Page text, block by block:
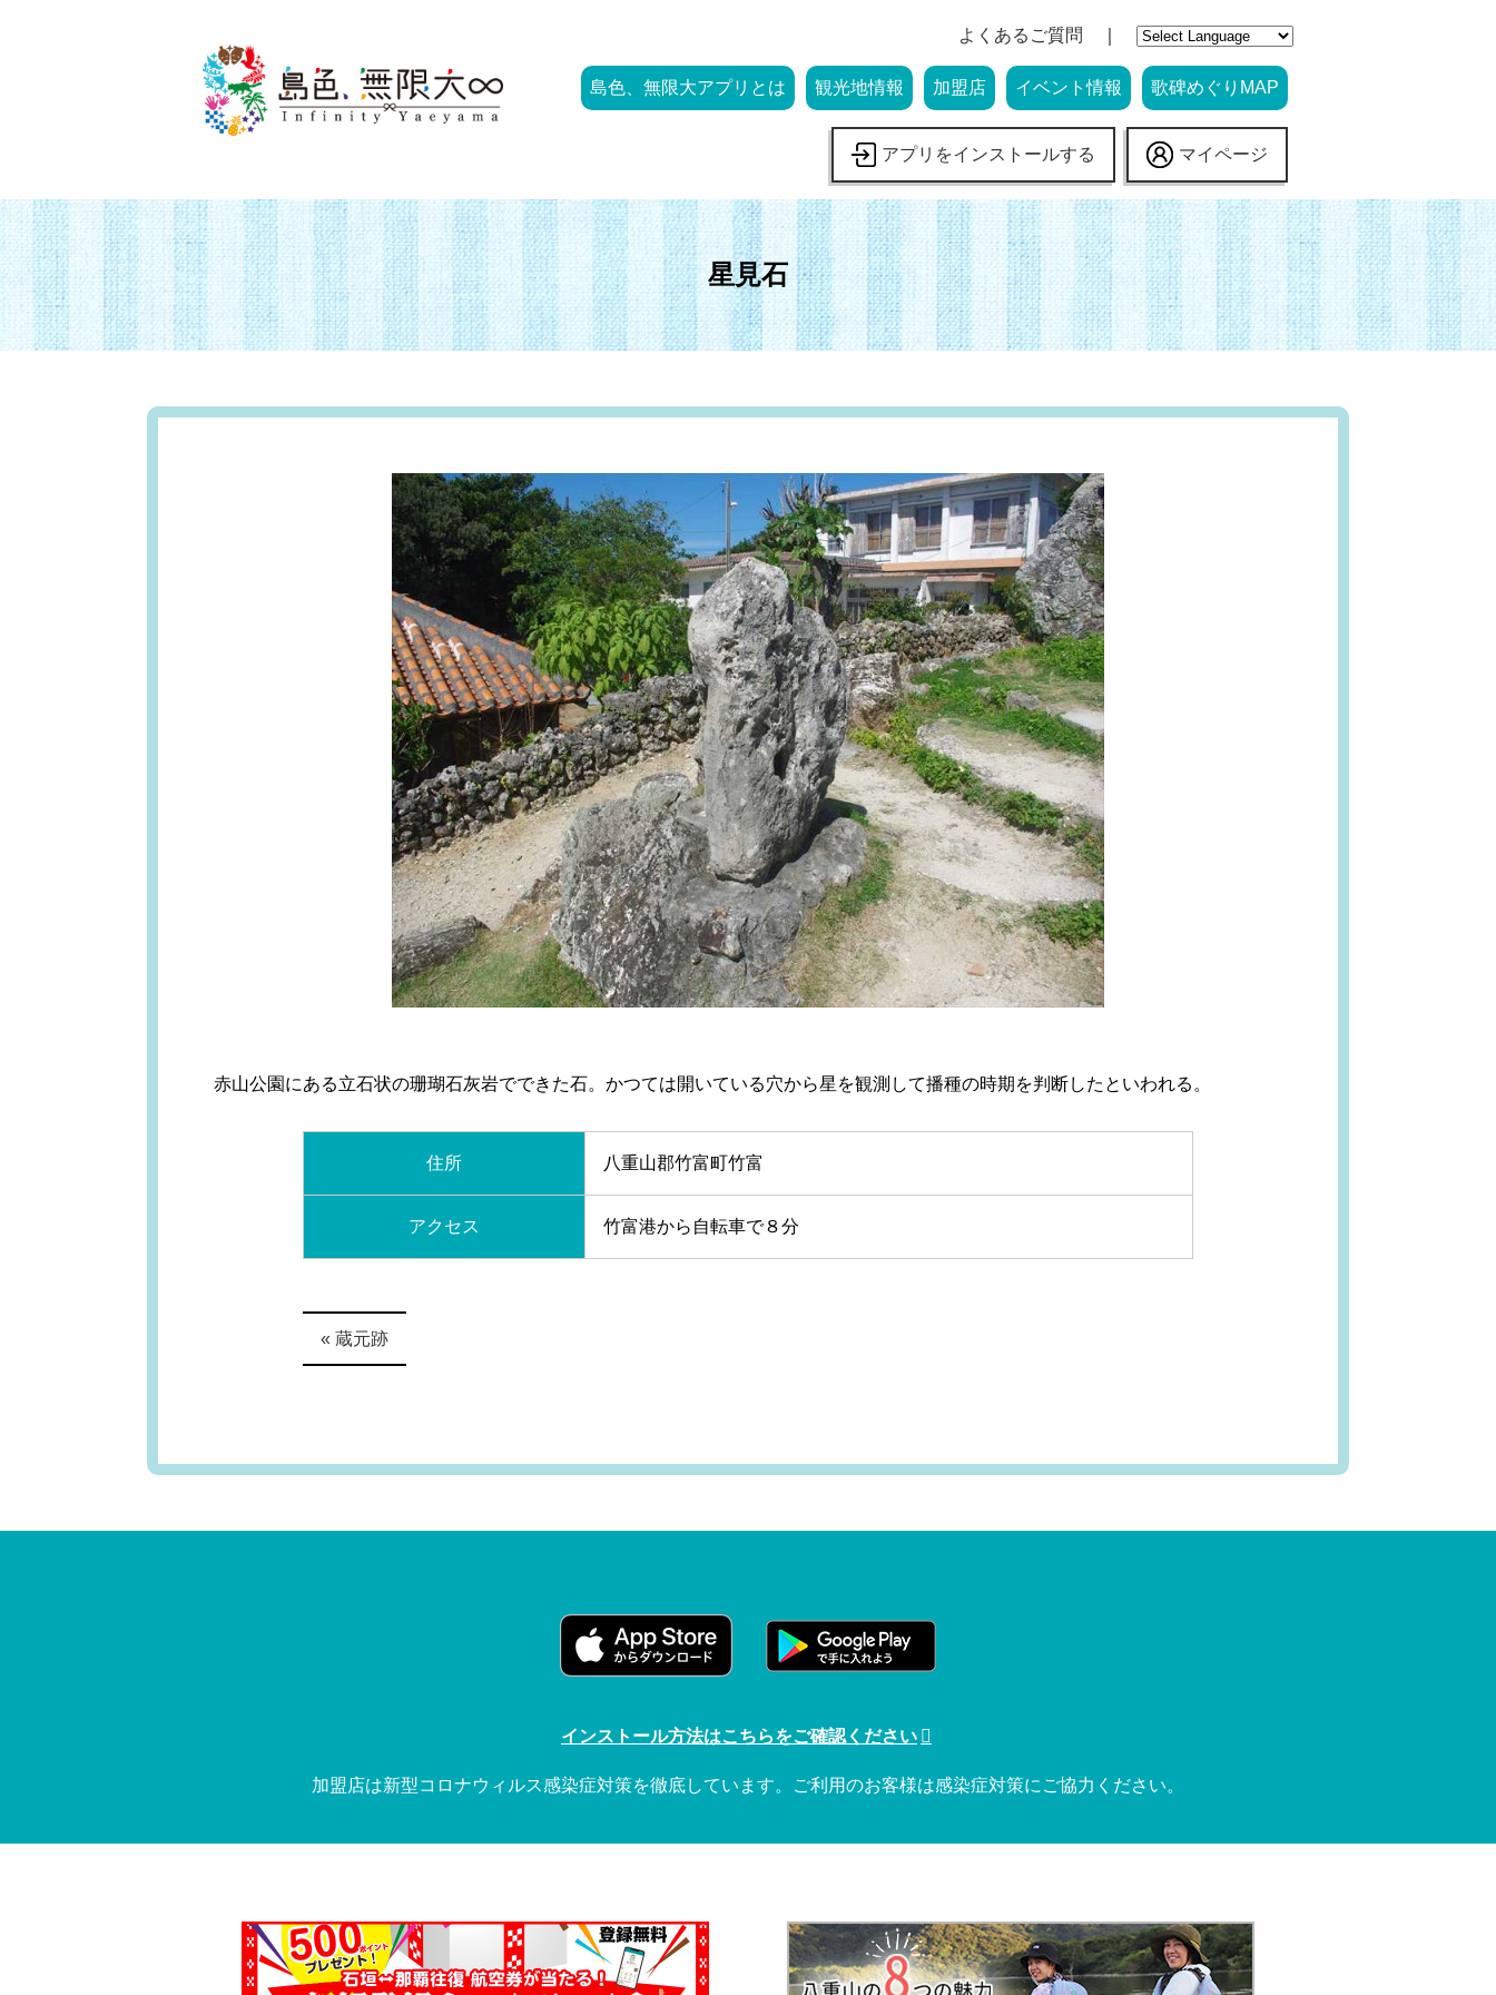
よくあるご質問
島色、無限大アプリとは 観光地情報 加盟店 イベント情報 歌碑めぐりMAP
アプリをインストールする マイページ
星見石
赤山公園にある立石状の珊瑚石灰岩でできた石。かつては開いている穴から星を観測して播種の時期を判断したといわれる。
住所 八重山郡竹富町竹富
アクセス 竹富港から自転車で８分
« 蔵元跡
インストール方法はこちらをご確認ください
加盟店は新型コロナウィルス感染症対策を徹底しています。ご利用のお客様は感染症対策にご協力ください。